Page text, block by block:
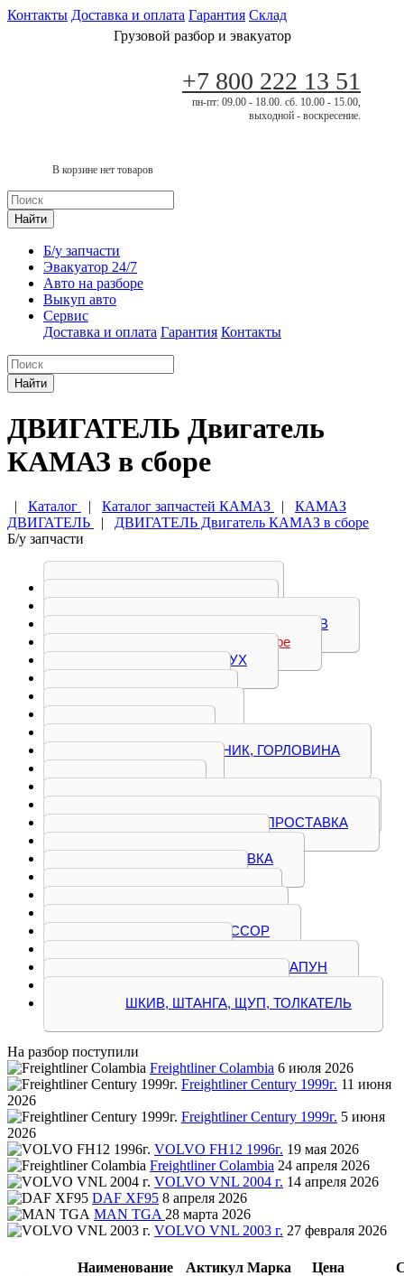
Контакты Доставка и оплата Гарантия Склад
Грузовой разбор и эвакуатор
+7 800 222 13 51
пн-пт: 09.00 - 18.00. сб. 10.00 - 15.00,
выходной - воскресение.
В корзине нет товаров
Найти
Б/у запчасти
Эвакуатор 24/7
Авто на разборе
Выкуп авто
Сервис
Доставка и оплата Гарантия Контакты
Найти
ДВИГАТЕЛЬ Двигатель
КАМАЗ в сборе
| Каталог | Каталог запчастей КАМАЗ | КАМАЗ
ДВИГАТЕЛЬ
| ДВИГАТЕЛЬ Двигатель КАМАЗ в сборе
Б/у запчасти
ГОЛОВКА БЛОКА ЦИЛИНДРОВ
Двигатель КАМАЗ в сборе
ДЕМПФЕР, КОЖУХ
МАСЛОЗАБОРНИК, ГОРЛОВИНА
ПЛАНКА, ПОРШЕНЬ, ПРОСТАВКА
ПРИВОД, ПРОСТАВКА
ТУРБОКОМПРЕССОР
ЦЕНТРИФУГА, ФИЛЬТР, САПУН
ШКИВ, ШТАНГА, ЩУП, ТОЛКАТЕЛЬ
На разбор поступили
Freightliner Colambia 6 июля 2026
Freightliner Century 1999г. 11 июня
2026
Freightliner Century 1999г. 5 июня
2026
VOLVO FH12 1996г. 19 мая 2026
Freightliner Colambia 24 апреля 2026
VOLVO VNL 2004 г. 14 апреля 2026
DAF XF95 8 апреля 2026
MAN TGA 28 марта 2026
VOLVO VNL 2003 г. 27 февраля 2026
Наименование Актикул Марка Цена